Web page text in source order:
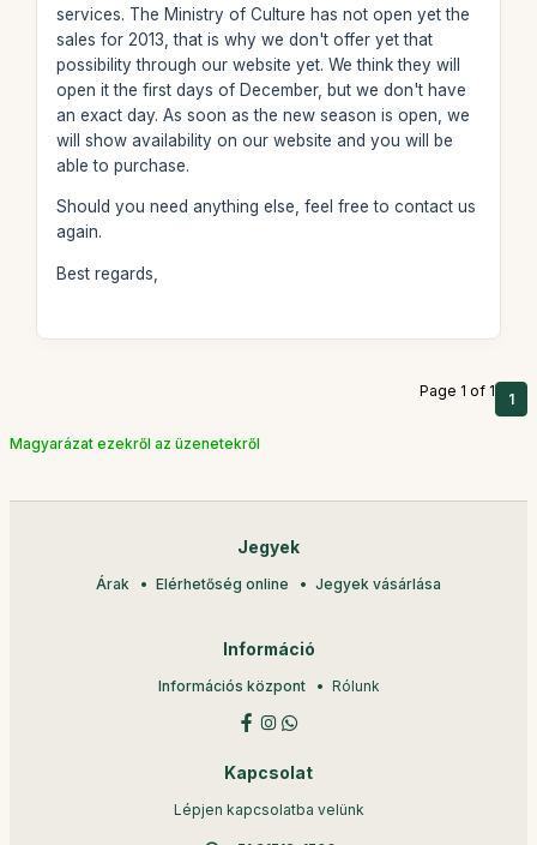
services. The Ministry of Culture has not open yet the
sales for 2013, that is why we don't offer yet that
possibility through our website yet. We think they will
open it the first days of December, but we don't have
an exact day. As soon as the new season is open, we
will show availability on our website and you will be
able to purchase.
Should you need anything else, feel free to contact us
again.
Best regards,
Page 1 of 1 1
Magyarázat ezekről az üzenetekről
Jegyek
Árak Elérhetőség online Jegyek vásárlása
Információ
Információs központ Rólunk
Kapcsolat
Lépjen kapcsolatba velünk